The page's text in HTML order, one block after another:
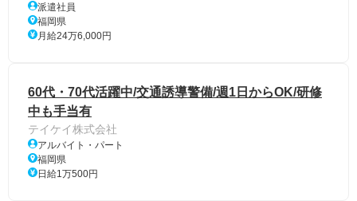
派遣社員
福岡県
月給24万6,000円
60代・70代活躍中/交通誘導警備/週1日からOK/研修
中も手当有
テイケイ株式会社
アルバイト・パート
福岡県
日給1万500円